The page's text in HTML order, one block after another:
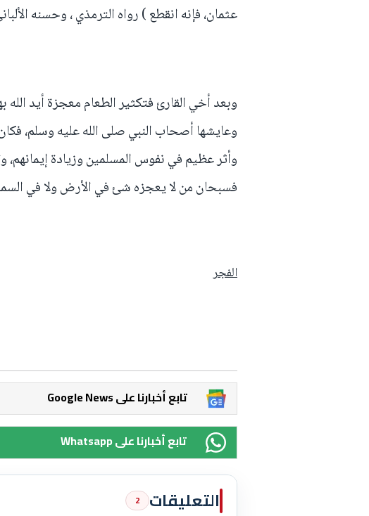
عثمان، فإنه انقطع ) رواه الترمذي ، وحسنه
وبعد أخي القارئ فتكثير الطعام معجزة أيد الله
وعايشها أصحاب النبي صلى الله عليه وسلم،
وأثر عظيم في نفوس المسلمين وزيادة إيمانهم،
فسبحان من لا يعجزه شئ في الأرض ولا في
الفجر
Google News تابع أخبارنا على
Whatsapp تابع أخبارنا على
التعليقات 2